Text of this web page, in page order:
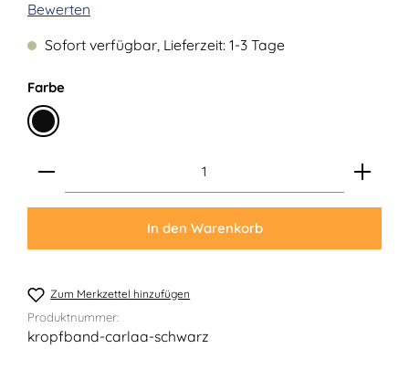
Durchschnittliche Bewertung von 0 von 5 Sternen
Bewerten
Sofort verfügbar, Lieferzeit: 1-3 Tage
Farbeauswählen
Schwarz
Produkt Anzahl: Gib den gewünschten Wert ein
In den Warenkorb
Zum Merkzettel hinzufügen
Produktnummer:
kropfband-carlaa-schwarz